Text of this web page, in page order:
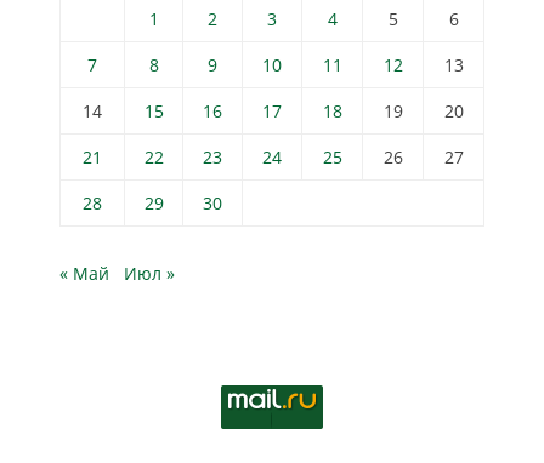
1
2 3 4 5
6
7
8 9 10 11 12
13
14
15 16 17 18 19
20
21
22 23 24 25 26
27
28
29 30
« Май Июл »